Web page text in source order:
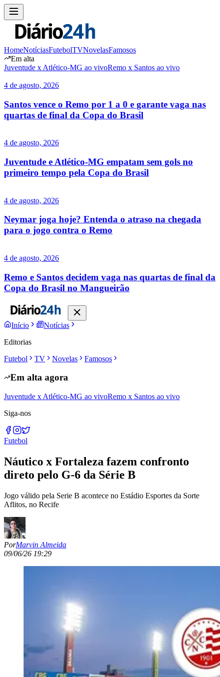
HomeNotíciasFutebolTVNovelasFamosos
Em alta
Juventude x Atlético-MG ao vivoRemo x Santos ao vivo
4 de agosto, 2026
Santos vence o Remo por 1 a 0 e garante vaga nas
quartas de final da Copa do Brasil
4 de agosto, 2026
Juventude e Atlético-MG empatam sem gols no
primeiro tempo pela Copa do Brasil
4 de agosto, 2026
Neymar joga hoje? Entenda o atraso na chegada
para o jogo contra o Remo
4 de agosto, 2026
Remo e Santos decidem vaga nas quartas de final da
Copa do Brasil no Mangueirão
Início
Notícias
Editorias
Futebol
TV Novelas Famosos
Em alta agora
Juventude x Atlético-MG ao vivoRemo x Santos ao vivo
Siga-nos
Futebol
Náutico x Fortaleza fazem confronto
direto pelo G-6 da Série B
Jogo válido pela Serie B acontece no Estádio Esportes da Sorte
Aflitos, no Recife
PorMarvin Almeida
09/06/26 19:29